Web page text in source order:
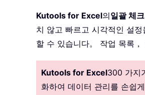
Kutools for Excel의일괄 체
치 않고 빠르고 시각적인 설
할 수 있습니다。 작업 목록
Kutools for Excel300 가지
화하여 데이터 관리를 손쉽게